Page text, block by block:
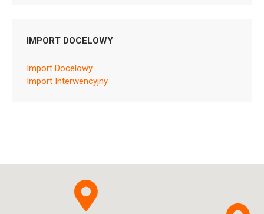
Mirabegronum
IMPORT DOCELOWY
Import Docelowy
Import Interwencyjny